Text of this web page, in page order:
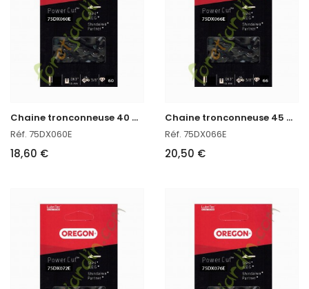
C
haine tronconneuse 40 CM Oregon 75DX060E
Réf. 75DX060E
18,60 €
C
haine tronconneuse 45 CM Oregon réf : 75DX066E
Réf. 75DX066E
20,50 €